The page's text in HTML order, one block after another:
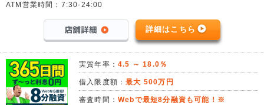
ATM営業時間：7:30-24:00
詳細はこちら
実質年率： 4.5 ～ 18.0％
借入限度額：最大 500万円
審査時間： Webで最短8分融資も可能！※